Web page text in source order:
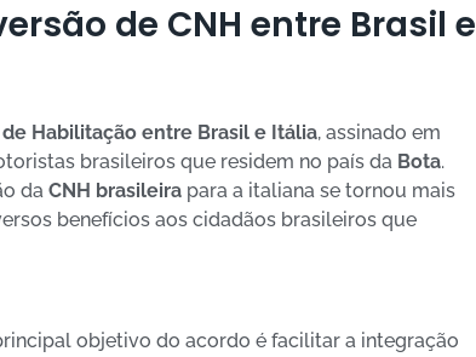
de CNH entre Brasil e
Habilitação entre Brasil e Itália, assinado em
brasileiros que residem no país da Bota.
da CNH brasileira para a italiana se tornou mais
benefícios aos cidadãos brasileiros que
objetivo do acordo é facilitar a integração